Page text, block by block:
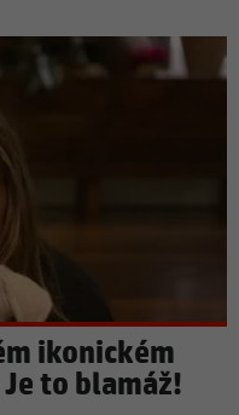
ikonickém
to blamáž!